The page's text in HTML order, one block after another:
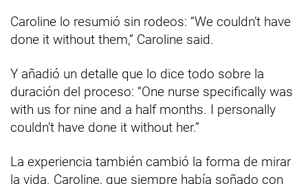
Caroline lo resumió sin rodeos: “We couldn’t have
done it without them,” Caroline said.
Y añadió un detalle que lo dice todo sobre la
duración del proceso: “One nurse specifically was
with us for nine and a half months. I personally
couldn’t have done it without her.”
La experiencia también cambió la forma de mirar
la vida. Caroline, que siempre había soñado con